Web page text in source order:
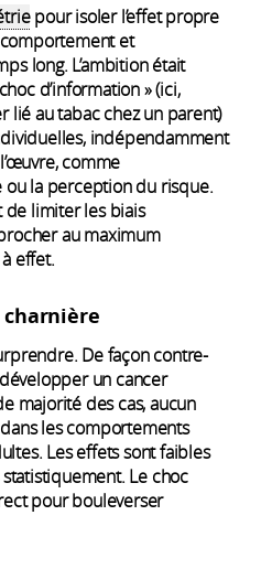
pour isoler l’effet propre
et
long. L’ambition était
d’information » (ici,
lié au tabac chez un parent)
indépendamment
comme
ou la perception du risque.
limiter les biais
au maximum
effet.
charnière
De façon contre-
un cancer
majorité des cas, aucun
les comportements
Les effets sont faibles
Le choc
pour bouleverser